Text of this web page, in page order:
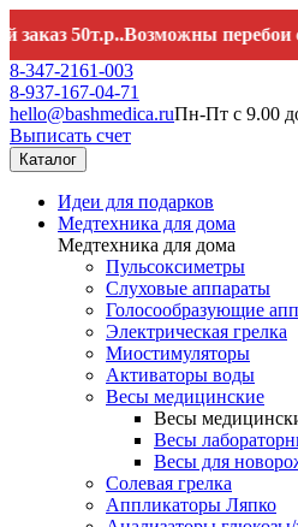
перебои со
8-347-2161-003
8-937-167-04-71
hello@bashmedica.ruПн-Пт с 9.00
Выписать счет
Каталог
Идеи для подарков
Медтехника для дома
Медтехника для дома
Пульсоксиметры
Слуховые аппараты
Голосообразующие
Электрическая грелка
Миостимуляторы
Активаторы воды
Весы медицинские
Весы
Весы
Весы для
Солевая грелка
Аппликаторы Ляпко